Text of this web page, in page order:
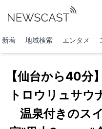
新着 地域検索 エンタメ
【仙台から40分
トロウリュサウ
温泉付きのス